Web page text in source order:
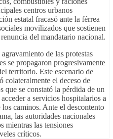
centros urbanos
estatal fracasó ante la férrea
movilizados que sostienen
del mandatario nacional.
de las protestas
se propagaron progresivamente
territorio. Este escenario de
colateralmente el deceso de
que se constató la pérdida de un
a servicios hospitalarios a
caminos. Ante el descontento
las autoridades nacionales
mientras las tensiones
críticos.